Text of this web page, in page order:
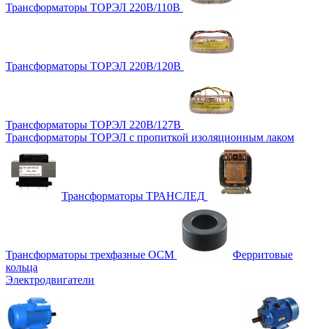
Трансформаторы ТОРЭЛ 220В/110В
Трансформаторы ТОРЭЛ 220В/120В
Трансформаторы ТОРЭЛ 220В/127В
Трансформаторы ТОРЭЛ с пропиткой изоляционным лаком
Трансформаторы ТРАНСЛЕД
Трансформаторы трехфазные ОСМ
Ферритовые
кольца
Электродвигатели